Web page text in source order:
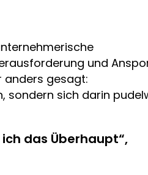
und
anders gesagt:
sondern sich darin
das Überhaupt“,